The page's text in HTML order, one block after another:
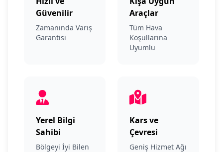
Güvenilir
Zamanında Varış
Garantisi
Araçlar
Tüm Hava
Koşullarına
Uyumlu
Yerel Bilgi
Sahibi
Bölgeyi İyi Bilen
Kars ve
Çevresi
Geniş Hizmet Ağı